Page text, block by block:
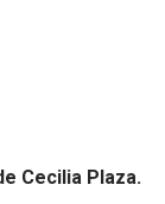
Cecilia Plaza.